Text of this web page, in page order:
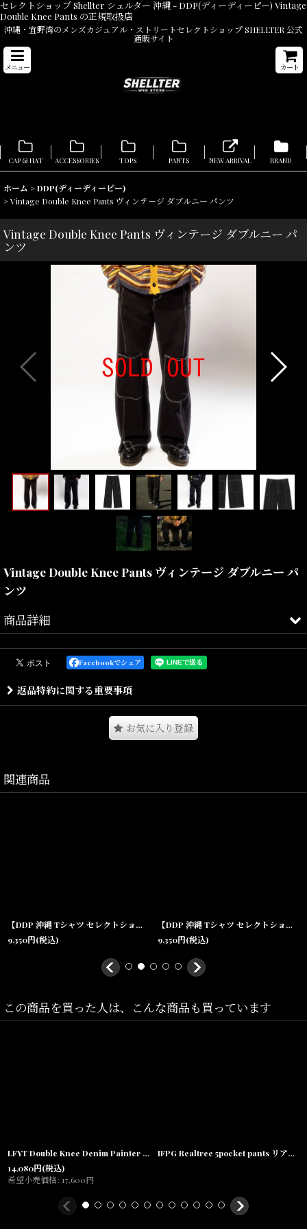
セレクトショップ Shellter シェルター 沖縄 - DDP(ディーディーピー) Vintage
Double Knee Pants の正規取扱店
沖縄・宜野湾のメンズカジュアル・ストリートセレクトショップ SHELLTER 公式
通販サイト
メニュー カート
CAP & HAT ACCESSORIES TOPS PANTS NEW ARRIVAL BRAND
ホーム >DDP(ディーディーピー)
>Vintage Double Knee Pants ヴィンテージ ダブルニー パンツ
Vintage Double Knee Pants ヴィンテージ ダブルニー パ
ンツ
Vintage Double Knee Pants ヴィンテージ ダブルニー パ
ンツ
商品詳細
DDPアーカイブコレクションを
現代風のシルエットに再構築したダブルニーパンツとなります。
耐摩耗性の高いダック素材を使用し、
オリジナルのダブルニーデザインが特徴的で
COTTON 100%
Facebookでシェア
返品特約に関する重要事項
お気に入り登録
関連商品
【DDP 沖縄 Tシャツ セレクトショップ】× Tomason Art L/S Monster Tee White ドルマン スリーブ 長袖
9,350円(税込)
【DDP 沖縄 Tシャツ セレクトショップ】× Tomason Art L/S Monster Tee Black ドルマン スリーブ 長袖
9,350円(税込)
この商品を買った人は、こんな商品も買っています
LFYT Double Knee Denim Painter Shorts ダブルニー デニム ペインター ショーツ ハーフパンツ LFYT Lafayette
14,080円(税込)
希望小売価格: 17,600円
IFPG Realtree 5pocket pants リアルツリー ダブルニー パンツ